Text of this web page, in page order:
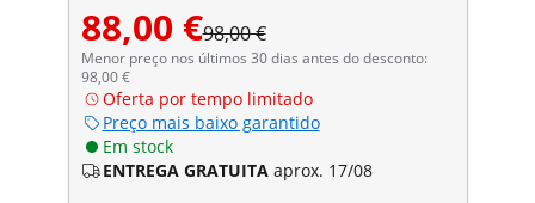
88,00 €98,00 €
Menor preço nos últimos 30 dias antes do desconto:
98,00 €
Oferta por tempo limitado
Preço mais baixo garantido
Em stock
ENTREGA GRATUITA aprox. 17/08